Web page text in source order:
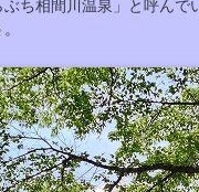
ぶち相間川温泉」と呼ん